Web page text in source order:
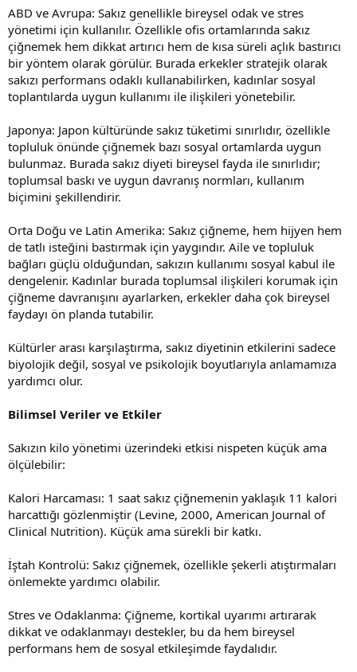
ABD ve Avrupa: Sakız genellikle bireysel odak ve stres
yönetimi için kullanılır. Özellikle ofis ortamlarında sakız
çiğnemek hem dikkat artırıcı hem de kısa süreli açlık bastırıcı
bir yöntem olarak görülür. Burada erkekler stratejik olarak
sakızı performans odaklı kullanabilirken, kadınlar sosyal
toplantılarda uygun kullanımı ile ilişkileri yönetebilir.
Japonya: Japon kültüründe sakız tüketimi sınırlıdır, özellikle
topluluk önünde çiğnemek bazı sosyal ortamlarda uygun
bulunmaz. Burada sakız diyeti bireysel fayda ile sınırlıdır;
toplumsal baskı ve uygun davranış normları, kullanım
biçimini şekillendirir.
Orta Doğu ve Latin Amerika: Sakız çiğneme, hem hijyen hem
de tatlı isteğini bastırmak için yaygındır. Aile ve topluluk
bağları güçlü olduğundan, sakızın kullanımı sosyal kabul ile
dengelenir. Kadınlar burada toplumsal ilişkileri korumak için
çiğneme davranışını ayarlarken, erkekler daha çok bireysel
faydayı ön planda tutabilir.
Kültürler arası karşılaştırma, sakız diyetinin etkilerini sadece
biyolojik değil, sosyal ve psikolojik boyutlarıyla anlamamıza
yardımcı olur.
Bilimsel Veriler ve Etkiler
Sakızın kilo yönetimi üzerindeki etkisi nispeten küçük ama
ölçülebilir:
Kalori Harcaması: 1 saat sakız çiğnemenin yaklaşık 11 kalori
harcattığı gözlenmiştir (Levine, 2000, American Journal of
Clinical Nutrition). Küçük ama sürekli bir katkı.
İştah Kontrolü: Sakız çiğnemek, özellikle şekerli atıştırmaları
önlemekte yardımcı olabilir.
Stres ve Odaklanma: Çiğneme, kortikal uyarımı artırarak
dikkat ve odaklanmayı destekler, bu da hem bireysel
performans hem de sosyal etkileşimde faydalıdır.